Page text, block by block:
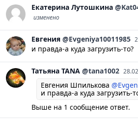
Екатерина Лутошкина
изменено
Евгения @Evgeniya10011985
и правда-а куда загрузить-то?
Татьяна TANA @tana1002
Евгения Шпилькова
и правда-а куда загрузить-
Выше на 1 сообщение ответ.